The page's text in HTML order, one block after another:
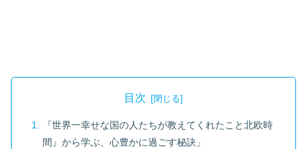
目次
『世界一幸せな国の人たちが教えてくれたこと北欧時
間』から学ぶ、心豊かに過ごす秘訣」